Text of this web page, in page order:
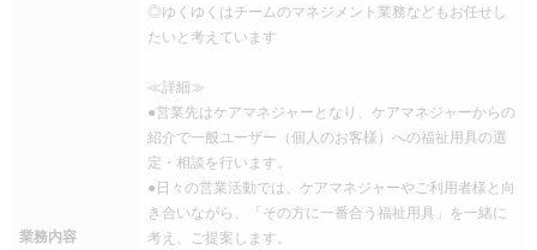
業務内容
◎ゆくゆくはチームのマネジメント業務などもお任せし
たいと考えています
≪詳細≫
●営業先はケアマネジャーとなり、ケアマネジャーからの
紹介で一般ユーザー（個人のお客様）への福祉用具の選
定・相談を行います。
●日々の営業活動では、ケアマネジャーやご利用者様と向
き合いながら、「その方に一番合う福祉用具」を一緒に
考え、ご提案します。